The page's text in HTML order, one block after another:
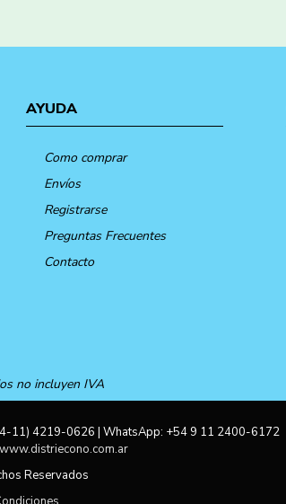
AYUDA
Como comprar
Envíos
Registrarse
Preguntas Frecuentes
Contacto
no incluyen IVA
11) 4219-0626 | WhatsApp: +54 9 11 2400-6172
www.distriecono.com.ar
Reservados